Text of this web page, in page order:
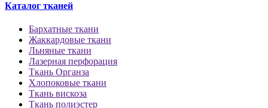
Каталог тканей
Бархатные ткани
Жаккардовые ткани
Льняные ткани
Лазерная перфорация
Ткань Органза
Хлопоковые ткани
Ткань вискоза
Ткань полиэстер